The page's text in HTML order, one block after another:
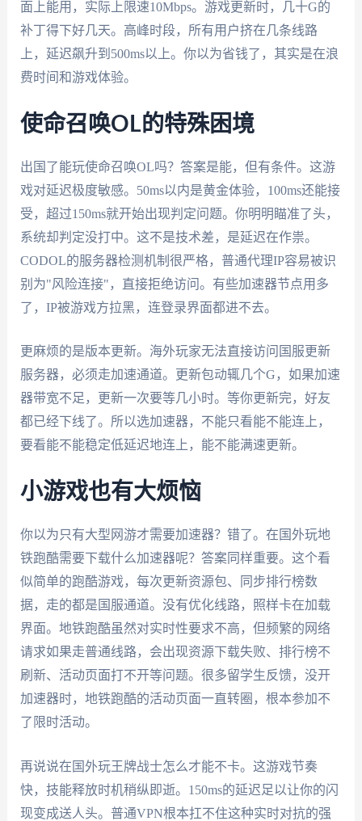
面上能用，实际上限速10Mbps。游戏更新时，几十G的
补丁得下好几天。高峰时段，所有用户挤在几条线路
上，延迟飙升到500ms以上。你以为省钱了，其实是在浪
费时间和游戏体验。
使命召唤OL的特殊困境
出国了能玩使命召唤OL吗？答案是能，但有条件。这游
戏对延迟极度敏感。50ms以内是黄金体验，100ms还能接
受，超过150ms就开始出现判定问题。你明明瞄准了头，
系统却判定没打中。这不是技术差，是延迟在作祟。
CODOL的服务器检测机制很严格，普通代理IP容易被识
别为"风险连接"，直接拒绝访问。有些加速器节点用多
了，IP被游戏方拉黑，连登录界面都进不去。
更麻烦的是版本更新。海外玩家无法直接访问国服更新
服务器，必须走加速通道。更新包动辄几个G，如果加速
器带宽不足，更新一次要等几小时。等你更新完，好友
都已经下线了。所以选加速器，不能只看能不能连上，
要看能不能稳定低延迟地连上，能不能满速更新。
小游戏也有大烦恼
你以为只有大型网游才需要加速器？错了。在国外玩地
铁跑酷需要下载什么加速器呢？答案同样重要。这个看
似简单的跑酷游戏，每次更新资源包、同步排行榜数
据，走的都是国服通道。没有优化线路，照样卡在加载
界面。地铁跑酷虽然对实时性要求不高，但频繁的网络
请求如果走普通线路，会出现资源下载失败、排行榜不
刷新、活动页面打不开等问题。很多留学生反馈，没开
加速器时，地铁跑酷的活动页面一直转圈，根本参加不
了限时活动。
再说说在国外玩王牌战士怎么才能不卡。这游戏节奏
快，技能释放时机稍纵即逝。150ms的延迟足以让你的闪
现变成送人头。普通VPN根本扛不住这种实时对抗的强